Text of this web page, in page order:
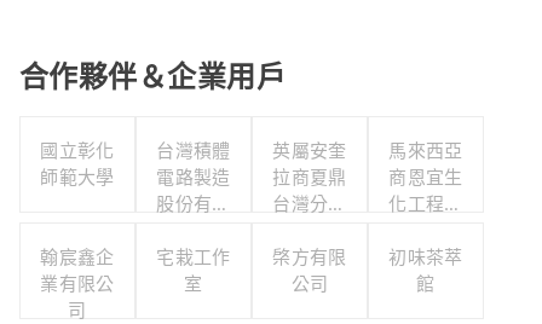
合作夥伴＆企業用戶
國立彰化
師範大學
台灣積體
電路製造
股份有限
英屬安奎
拉商夏鼎
台灣分公
馬來西亞
商恩宜生
化工程有
翰宸鑫企
業有限公
司
宅栽工作
室
棨方有限
公司
初味茶萃
館